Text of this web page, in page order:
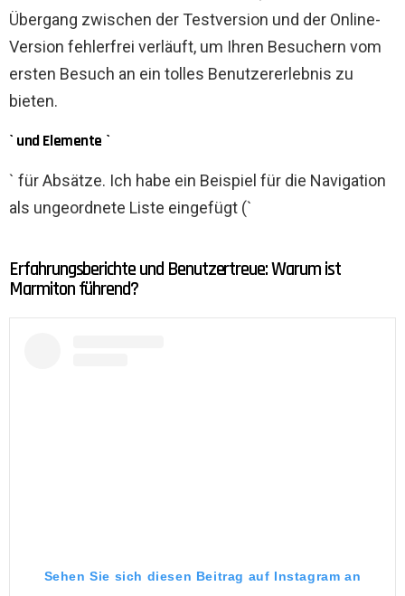
Übergang zwischen der Testversion und der Online-
Version fehlerfrei verläuft, um Ihren Besuchern vom
ersten Besuch an ein tolles Benutzererlebnis zu
bieten.
` und Elemente `
` für Absätze. Ich habe ein Beispiel für die Navigation
als ungeordnete Liste eingefügt (`
Erfahrungsberichte und Benutzertreue: Warum ist
Marmiton führend?
Sehen Sie sich diesen Beitrag auf Instagram an